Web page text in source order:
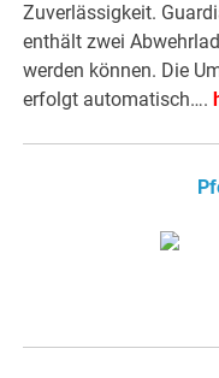
Zuverlässigkeit.
enthält zwei
werden können. Die
erfolgt automatisch….